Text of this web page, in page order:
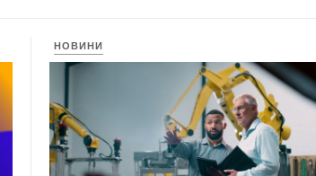
НОВИНИ